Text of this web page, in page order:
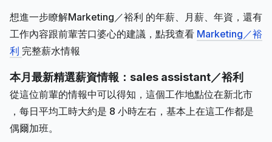
想進一步瞭解Marketing／裕利 的年薪、月薪、年資，還有
工作內容跟前輩苦口婆心的建議，點我查看 Marketing／裕
利 完整薪水情報
本月最新精選薪資情報：sales assistant／裕利
從這位前輩的情報中可以得知，這個工作地點位在新北市
，每日平均工時大約是 8 小時左右，基本上在這工作都是
偶爾加班。